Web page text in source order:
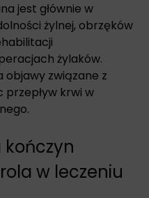
jest głównie w
żylnej, obrzęków
żylaków.
objawy związane z
przepływ krwi w
w leczeniu